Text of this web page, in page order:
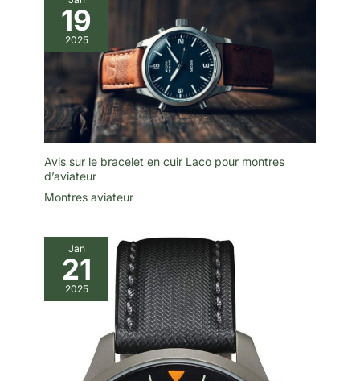
19
2025
Avis sur le bracelet en cuir Laco pour montres
d’aviateur
Montres aviateur
Jan
21
2025